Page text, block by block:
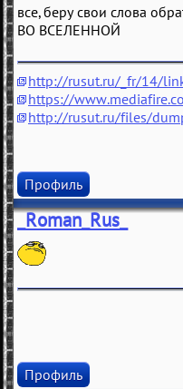
все, беру свои слова
ВО ВСЕЛЕННОЙ
http://rusut.ru/_fr/14/
https://
http://rusut.ru/files/
Профиль
_Roman_Rus_
Профиль